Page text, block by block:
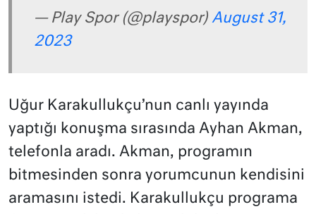
— Play Spor (@playspor) August 31,
2023
Uğur Karakullukçu’nun canlı yayında
yaptığı konuşma sırasında Ayhan Akman,
telefonla aradı. Akman, programın
bitmesinden sonra yorumcunun kendisini
aramasını istedi. Karakullukçu programa